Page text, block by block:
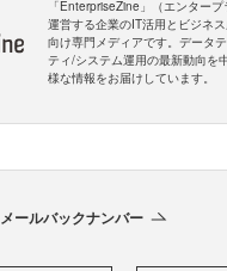
「EnterpriseZine」（エンター
運営する企業のIT活用とビジネ
向け専門メディアです。データ
ティ/システム運用の最新動向を
様な情報をお届けしています。
メールバックナンバー